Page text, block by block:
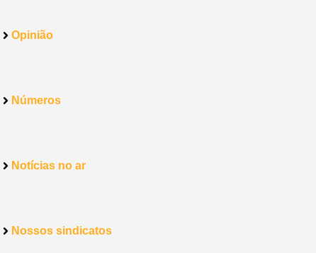
Opinião
Números
Notícias no ar
Nossos sindicatos